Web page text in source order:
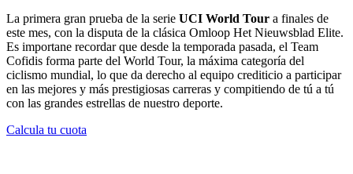
La primera gran prueba de la serie UCI World Tour a finales de
este mes, con la disputa de la clásica Omloop Het Nieuwsblad Elite.
Es importane recordar que desde la temporada pasada, el Team
Cofidis forma parte del World Tour, la máxima categoría del
ciclismo mundial, lo que da derecho al equipo crediticio a participar
en las mejores y más prestigiosas carreras y compitiendo de tú a tú
con las grandes estrellas de nuestro deporte.
Calcula tu cuota